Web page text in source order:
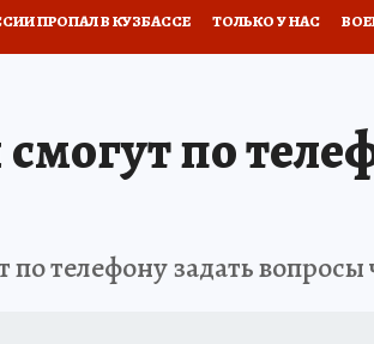
ПРОПАЛ В КУЗБАССЕ ТОЛЬКО У НАС
по
телефону задать